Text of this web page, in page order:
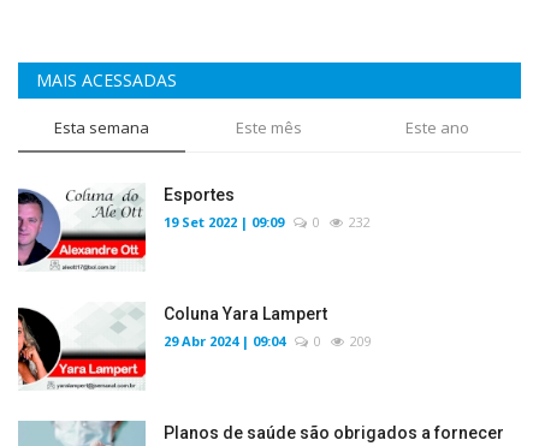
MAIS ACESSADAS
Esta semana Este mês Este ano
Esportes
19 Set 2022 | 09:09 0 232
Coluna Yara Lampert
29 Abr 2024 | 09:04 0 209
Planos de saúde são obrigados a fornecer